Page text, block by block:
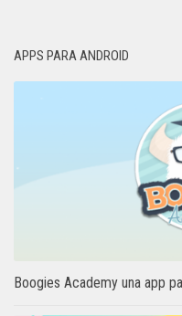
APPS PARA ANDROID
Boogies Academy una app